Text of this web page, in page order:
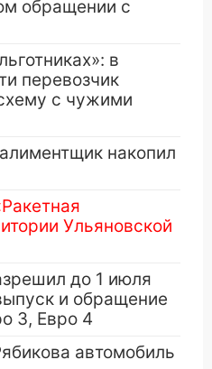
обращении с
в
перевозчик
с чужими
накопил
Ульяновской
до 1 июля
и обращение
3, Евро 4
автомобиль